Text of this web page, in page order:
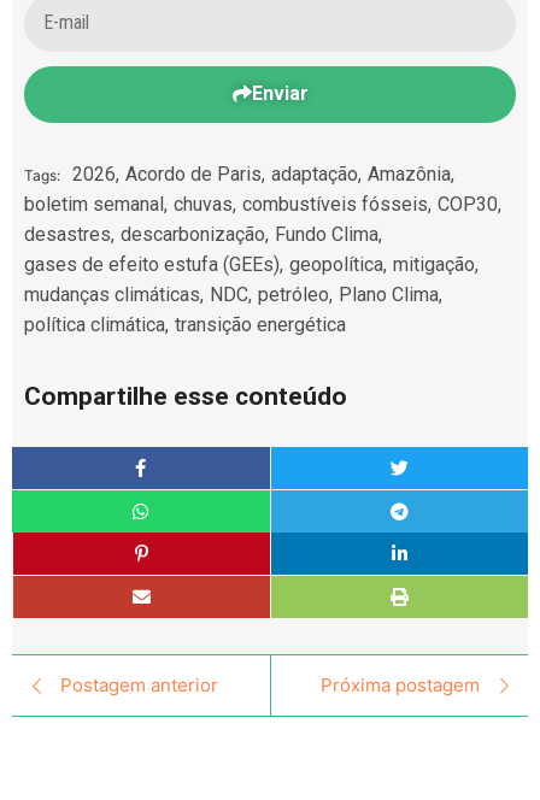
Enviar
Tags: 2026, Acordo de Paris, adaptação, Amazônia,
boletim semanal, chuvas, combustíveis fósseis, COP30,
desastres, descarbonização, Fundo Clima,
gases de efeito estufa (GEEs), geopolítica, mitigação,
mudanças climáticas, NDC, petróleo, Plano Clima,
política climática, transição energética
Compartilhe esse conteúdo
Postagem anterior Próxima postagem